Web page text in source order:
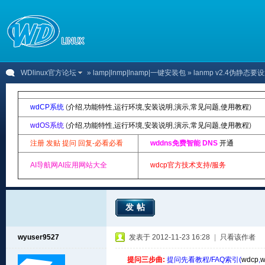
WDlinux官方论坛 » lamp|lnmp|lnamp|一键安装包 » lanmp v2.4伪静态要
wdCP系统 (介绍,功能特性,运行环境,安装说明 ,演示,常见问题,使用教程)
wdOS系统 (介绍,功能特性,运行环境,安装说明 ,演示,常见问题,使用教程)
注册 发贴 提问 回复-必看必看 wddns免费智能 DNS 开通
AI导航网AI应用网站大全 wdcp官方技术支持/服务
发帖
wyuser9527 发表于 2012-11-23 16:28 只看该作者
提问三步曲: 提问先看教程/FAQ索引(wdcp,